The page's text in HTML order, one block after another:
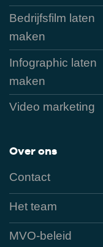
Bedrijfsfilm laten
maken
Infographic laten
maken
Video marketing
Over ons
Contact
Het team
MVO-beleid